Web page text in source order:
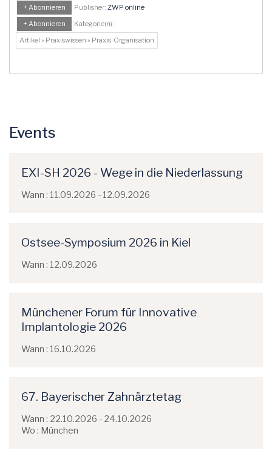
+ Abonnieren Publisher: ZWP online
+ Abonnieren
Kategorie(n):
Artikel » Praxiswissen » Praxis-Organisation
Events
EXI-SH 2026 - Wege in die Niederlassung
Wann : 11.09.2026 - 12.09.2026
Ostsee-Symposium 2026 in Kiel
Wann : 12.09.2026
Münchener Forum für Innovative
Implantologie 2026
Wann : 16.10.2026
67. Bayerischer Zahnärztetag
Wann : 22.10.2026 - 24.10.2026
Wo : München